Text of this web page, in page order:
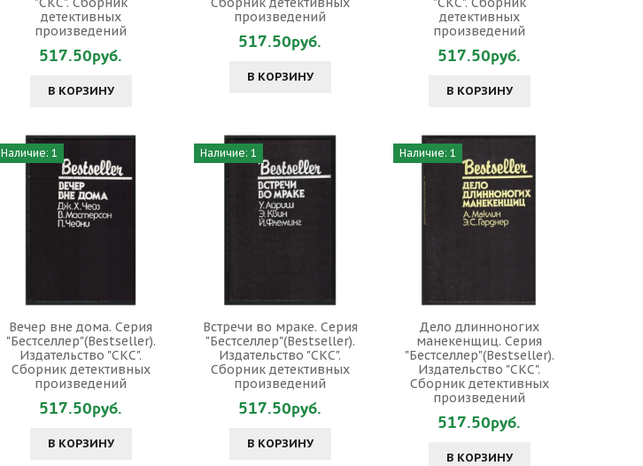
детективных
произведений
517.50руб.
В КОРЗИНУ
произведений
517.50руб.
В КОРЗИНУ
детективных
произведений
517.50руб.
В КОРЗИНУ
Наличие: 1
Вечер вне дома. Серия
"Бестселлер"(Bestseller).
Издательство "СКС".
Сборник детективных
произведений
517.50руб.
В КОРЗИНУ
Наличие: 1
Встречи во мраке. Серия
"Бестселлер"(Bestseller).
Издательство "СКС".
Сборник детективных
произведений
517.50руб.
В КОРЗИНУ
Наличие: 1
Дело длинноногих
манекенщиц. Серия
"Бестселлер"(Bestseller).
Издательство "СКС".
Сборник детективных
произведений
517.50руб.
В КОРЗИНУ